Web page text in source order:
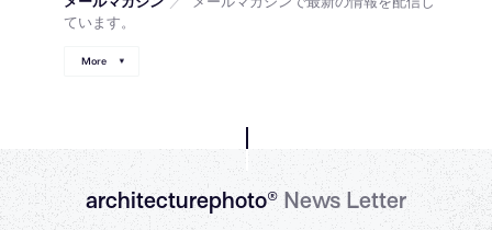
ています。
More
architecturephoto®News Letter